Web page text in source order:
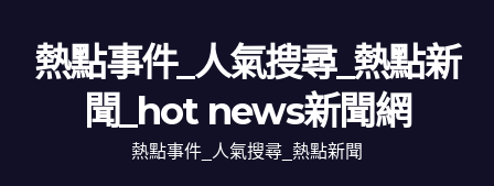
熱點事件_人氣搜尋_熱點新
聞_hot news新聞網
熱點事件_人氣搜尋_熱點新聞